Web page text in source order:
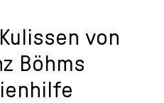
von
Böhms